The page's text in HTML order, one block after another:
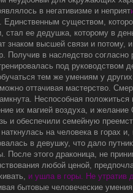
в негативизме и неприят
Единственным существом,
стал ее дедушка, которому в
знаком высшей связи и потому,
Получив в наследство согласно
под руководством
тем же умениям у
оттачивая мастерство.
Неспособная
их магией воздуха, и
и обеспечили семейную
на человека в горах
в девушку, что дало
После этого драконица, не
любой ценой,
и ушла в горы. Не утратив
бытовые человеческие